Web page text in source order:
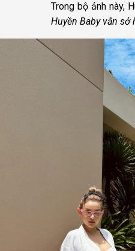
Trong bộ ảnh này,
Huyền Baby vẫn